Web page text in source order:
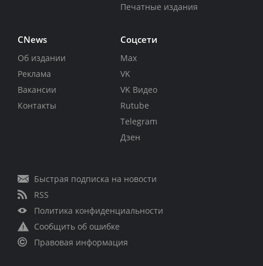
Печатные издания
CNews
Об издании
Реклама
Вакансии
Контакты
Соцсети
Max
VK
VK Видео
Rutube
Telegram
Дзен
Быстрая подписка на новости
RSS
Политика конфиденциальности
Сообщить об ошибке
Правовая информация